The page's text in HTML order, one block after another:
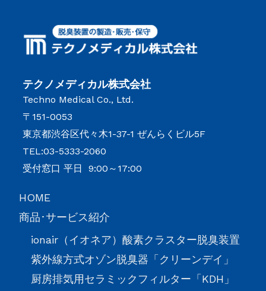
テクノメディカル株式会社
Techno Medical Co., Ltd.
〒151-0053
東京都渋谷区代々木1-37-1 ぜんらくビル5F
TEL:03-5333-2060
受付窓口 平日 9:00～17:00
HOME
商品･サービス紹介
ionair（イオネア）酸素クラスター脱臭装置
紫外線方式オゾン脱臭器「クリーンデイ」
厨房排気用セラミックフィルター「KDH」